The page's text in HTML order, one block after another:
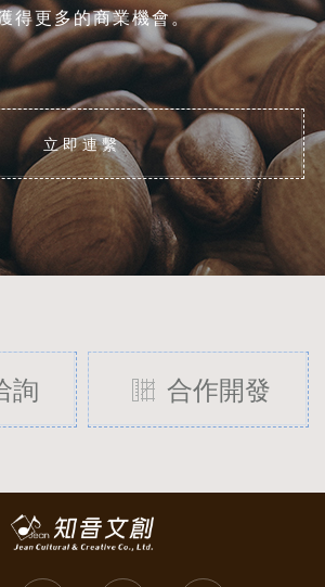
得更多的商業機會。
立即連繫
詢 合作開發